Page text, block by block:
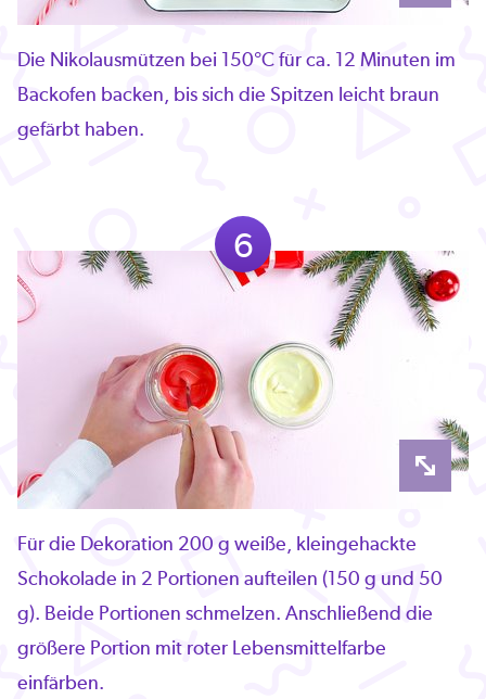
Die Nikolausmützen bei 150°C für ca. 12 Minuten im
Backofen backen, bis sich die Spitzen leicht braun
gefärbt haben.
6
Für die Dekoration 200 g weiße, kleingehackte
Schokolade in 2 Portionen aufteilen (150 g und 50
g). Beide Portionen schmelzen. Anschließend die
größere Portion mit roter Lebensmittelfarbe
einfärben.